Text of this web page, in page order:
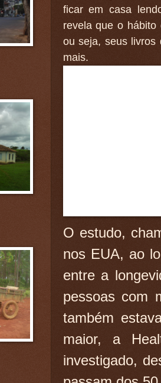
ficar em casa
revela que o
ou seja, seus livros
mais.
O estudo,
nos EUA, ao
entre a
pessoas com
também
maior, a
investigado,